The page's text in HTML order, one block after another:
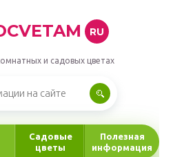
RU
и садовых цветах
Садовые
цветы
Полезная
информация